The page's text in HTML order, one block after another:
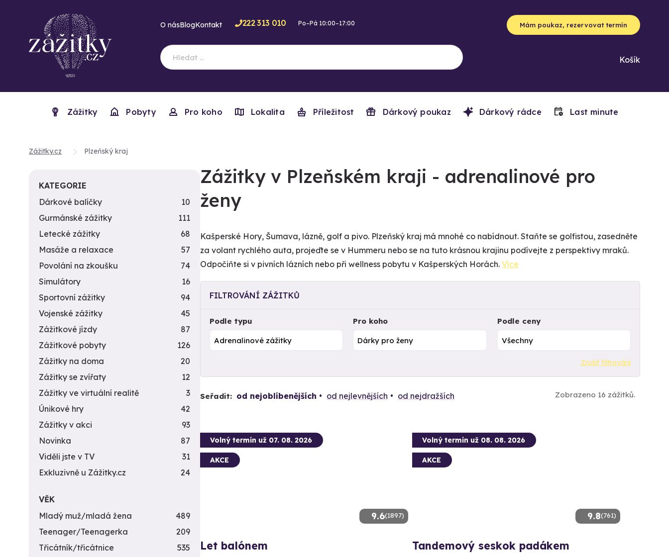
O násBlogKontakt 222 313 010 Po–Pá 10:00–17:00 Mám poukaz, rezervovat termín
Košík
Zážitky Pobyty Pro koho Lokalita Příležitost Dárkový poukaz Dárkový rádce Last minute
Zážitky.cz Plzeňský kraj
Zážitky v Plzeňském kraji - adrenalinové pro
ženy
Kašperské Hory, Šumava, lázně, golf a pivo. Plzeňský kraj má mnohé co nabídnout. Staňte se golfistou, zasedněte
za volant rychlého auta, projeďte se v Hummeru nebo se na tuto krásnou krajinu podívejte z perspektivy mraků.
Odpočiňte si v pivních lázních nebo při wellness pobytu v Kašperských Horách. Více
FILTROVÁNÍ ZÁŽITKŮ
Podle typu Pro koho Podle ceny
Zrušit filtrování
Seřadit: od nejoblíbenějších od nejlevnějších od nejdražších Zobrazeno 16 zážitků.
9.6(1897)
Volný termín už 07. 08. 2026
AKCE
Let balónem
9.8(761)
Volný termín už 08. 08. 2026
AKCE
Tandemový seskok padákem
KATEGORIE
Dárkové balíčky
10
Gurmánské zážitky
111
Letecké zážitky
68
Masáže a relaxace
57
Povolání na zkoušku
74
Simulátory
16
Sportovní zážitky
94
Vojenské zážitky
45
Zážitkové jízdy
87
Zážitkové pobyty
126
Zážitky na doma
20
Zážitky se zvířaty
12
Zážitky ve virtuální realitě
3
Únikové hry
42
Zážitky v akci
93
Novinka
87
Viděli jste v TV
31
Exkluzivně u Zážitky.cz
24
VĚK
Mladý muž/mladá žena
489
Teenager/Teenagerka
209
Třicátník/třicátnice
535